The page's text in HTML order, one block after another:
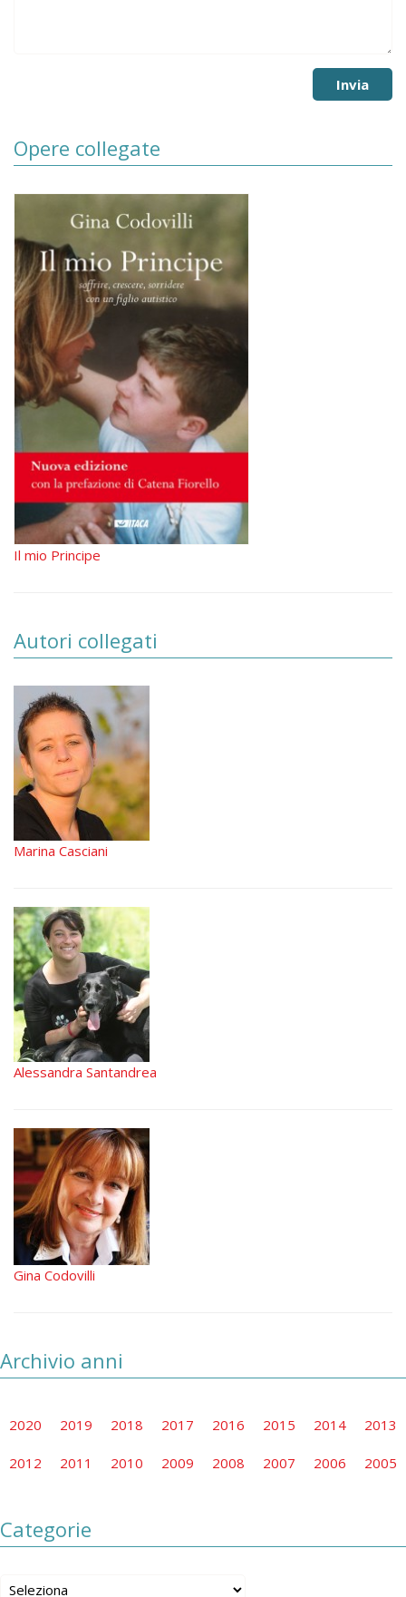
Opere collegate
Il mio Principe
Autori collegati
Marina Casciani
Alessandra Santandrea
Gina Codovilli
Archivio anni
2020 2019 2018 2017 2016 2015 2014 2013
2012 2011 2010 2009 2008 2007 2006 2005
Categorie